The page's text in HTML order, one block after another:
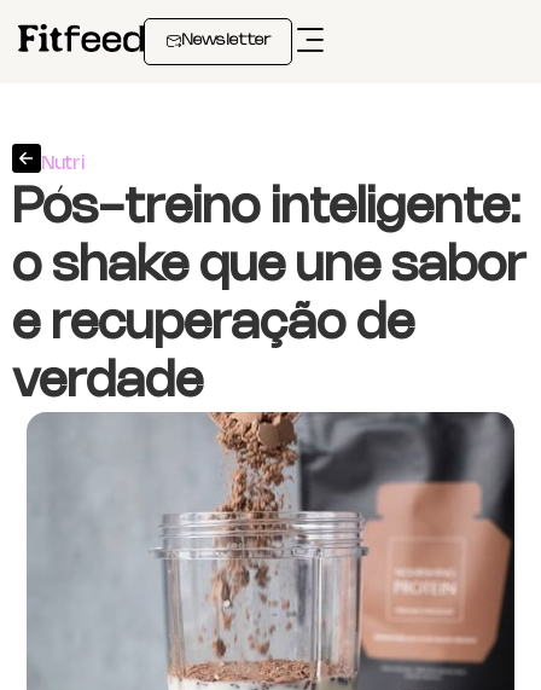
Newsletter
Nutri
Pós-treino inteligente:
o shake que une sabor
e recuperação de
verdade